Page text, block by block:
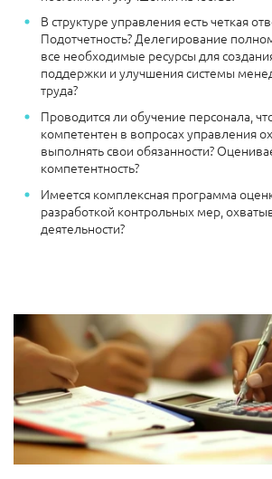
В структуре управления есть четкая
Подотчетность? Делегирование
все необходимые ресурсы для
поддержки и улучшения системы
труда?
Проводится ли обучение персонала,
компетентен в вопросах управления
выполнять свои обязанности?
компетентность?
Имеется комплексная программа
разработкой контрольных мер,
деятельности?